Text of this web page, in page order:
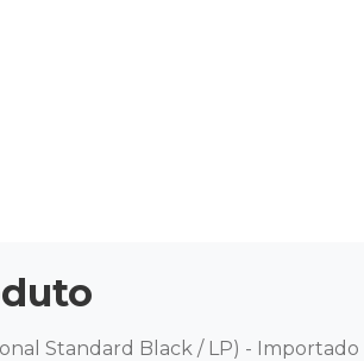
Standard Black / LP) - Importado